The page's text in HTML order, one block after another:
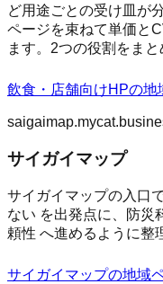
ど用途ごとの受け皿が
ページを束ねて単価と
ます。2つの役割をま
飲食・店舗向けHPの地
サイガイマップ
サイガイマップの入口
ない を出発点に、防災
頼性 へ進めるように整
サイガイマップの地域